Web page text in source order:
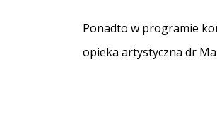
Ponadto w programie
opieka artystyczna dr